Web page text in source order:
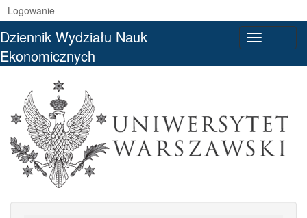
Logowanie
Dziennik Wydziału Nauk
Ekonomicznych